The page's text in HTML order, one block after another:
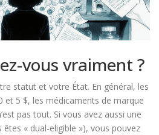
vous vraiment ?
statut et votre État. En général, les
et 5 $, les médicaments de marque
pas tout. Si vous avez aussi une
« dual-eligible »), vous pouvez